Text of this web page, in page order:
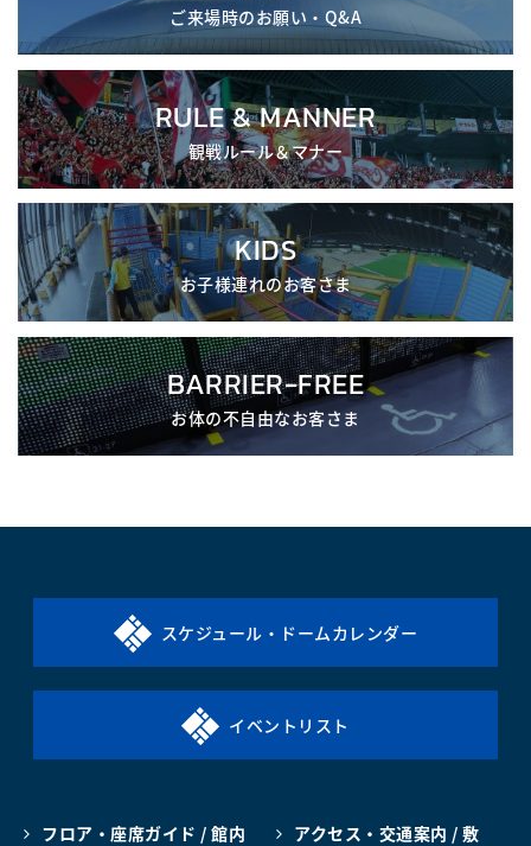
ご来場時のお願い・Q&A
RULE & MANNER
観戦ルール＆マナー
KIDS
お子様連れのお客さま
BARRIER-FREE
お体の不自由なお客さま
スケジュール・ドームカレンダー
イベントリスト
フロア・座席ガイド / 館内
アクセス・交通案内 / 敷